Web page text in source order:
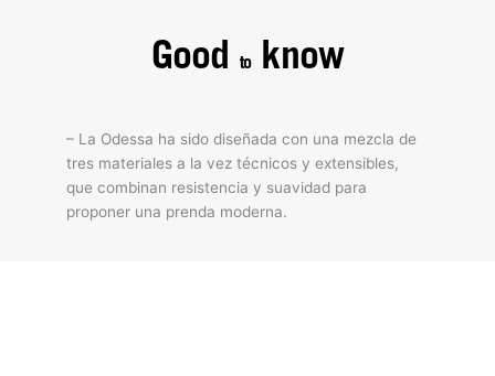
Good toknow
– La Odessa ha sido diseñada con una mezcla de
tres materiales a la vez técnicos y extensibles,
que combinan resistencia y suavidad para
proponer una prenda moderna.